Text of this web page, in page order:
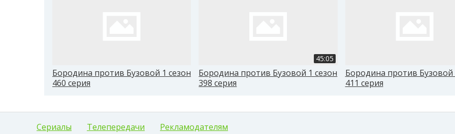
Бородина против Бузовой 1 сезон
460 серия
45:05
Бородина против Бузовой 1 сезон
398 серия
Бородина против Бузовой
411 серия
Сериалы Телепередачи Рекламодателям